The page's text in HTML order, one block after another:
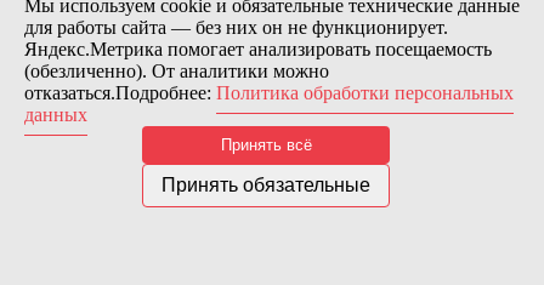
2 След.
Вы добавили в корзину
Оформить заказ Продолжить покупки
Мы используем cookie и обязательные технические данные
для работы сайта — без них он не функционирует.
Яндекс.Метрика помогает анализировать посещаемость
(обезличенно). От аналитики можно
отказаться.Подробнее: Политика обработки персональных
данных
Принять всё
Принять обязательные